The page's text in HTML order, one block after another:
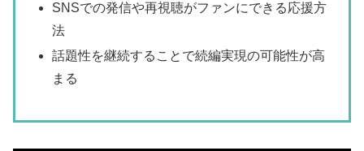
SNSでの発信や再視聴がファンにできる応援方
法
話題性を継続することで続編実現の可能性が高
まる